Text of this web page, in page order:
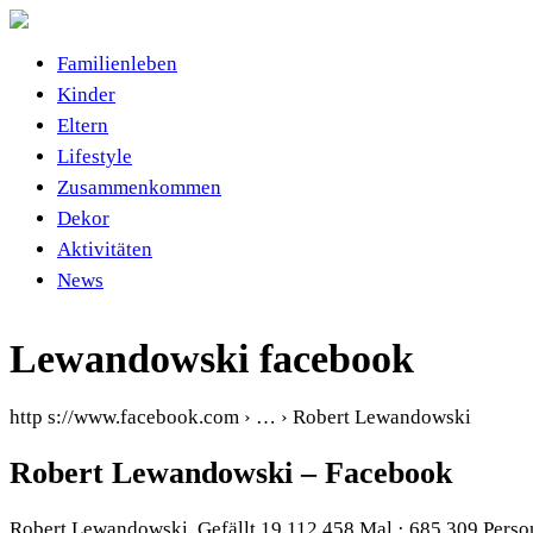
Familienleben
Kinder
Eltern
Lifestyle
Zusammenkommen
Dekor
Aktivitäten
News
Lewandowski facebook
http s://www.facebook.com › … › Robert Lewandowski
Robert Lewandowski – Facebook